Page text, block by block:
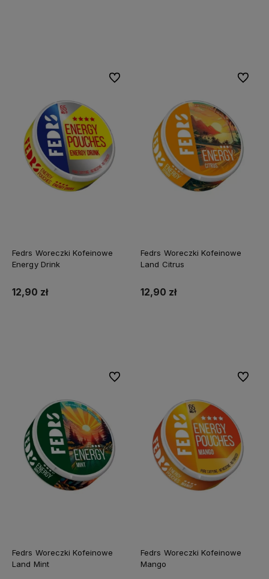
Fedrs Woreczki Kofeinowe
Energy Drink
12,90 zł
Do ulubionych
Fedrs Woreczki Kofeinowe
Land Citrus
12,90 zł
Do
Fedrs Woreczki Kofeinowe
Land Mint
Do ulubionych
Fedrs Woreczki Kofeinowe
Mango
Do